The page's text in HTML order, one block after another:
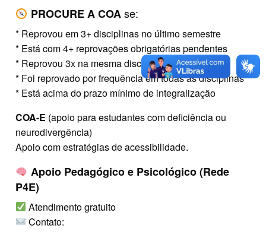
PROCURE A COAse:
* Reprovou em 3+ disciplinas no último semestre
* Está com 4+ reprovações obrigatórias pendentes
* Reprovou 3x na mesma disciplina
* Foi reprovado por frequência em todas as disciplinas
* Está acima do prazo mínimo de integralização
COA-E (apoio para estudantes com deficiência ou
neurodivergência)
Apoio com estratégias de acessibilidade.
Apoio Pedagógico e Psicológico (Rede
P4E)
Atendimento gratuito
Contato: